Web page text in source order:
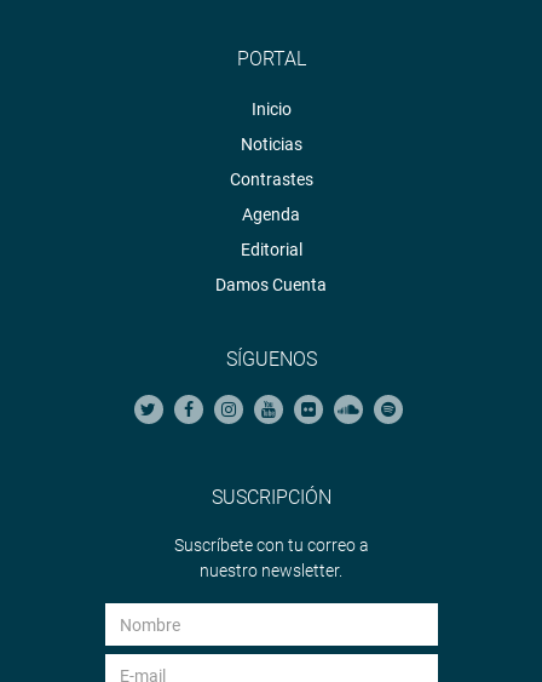
PORTAL
Inicio
Noticias
Contrastes
Agenda
Editorial
Damos Cuenta
SÍGUENOS
SUSCRIPCIÓN
Suscríbete con tu correo a
nuestro newsletter.